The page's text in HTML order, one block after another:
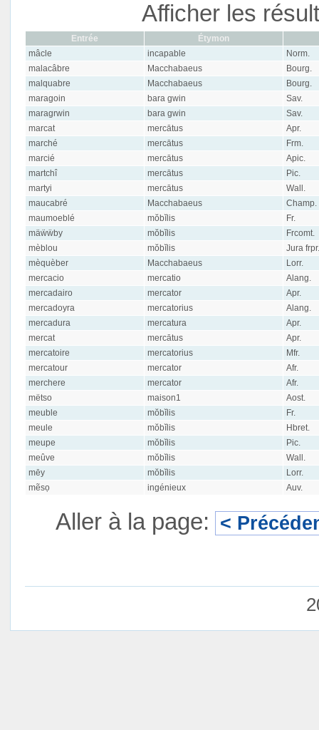
Afficher les
Entrée
Étymon
mâcle
incapable
Norm.
malacâbre
Macchabaeus
Bourg.
malquabre
Macchabaeus
Bourg.
maragoin
bara gwin
Sav.
maragrwin
bara gwin
Sav.
marcat
mercātus
Apr.
marché
mercātus
Frm.
marcié
mercātus
Apic.
martchî
mercātus
Pic.
martyi
mercātus
Wall.
maucabré
Macchabaeus
Champ.
maumoeblé
mŏbĭlis
Fr.
mäẅẅby
mŏbĭlis
Frcomt.
mèblou
mŏbĭlis
Jura frpr.
mèquèber
Macchabaeus
Lorr.
mercacio
mercatio
Alang.
mercadairo
mercator
Apr.
mercadoyra
mercatorius
Alang.
mercadura
mercatura
Apr.
mercat
mercātus
Apr.
mercatoire
mercatorius
Mfr.
mercatour
mercator
Afr.
merchere
mercator
Afr.
mëtso
maison1
Aost.
meuble
mŏbĭlis
Fr.
meule
mŏbĭlis
Hbret.
meupe
mŏbĭlis
Pic.
meûve
mŏbĭlis
Wall.
mēy
mŏbĭlis
Lorr.
mẽsọ
ingénieux Auv.
Aller à la page: <